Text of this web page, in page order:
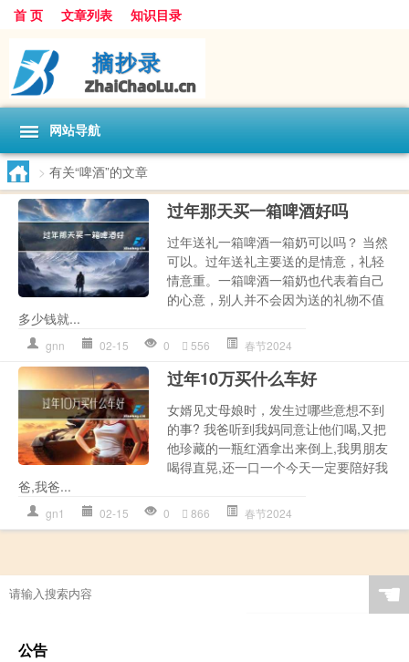
首 页 文章列表 知识目录
网站导航
> 有关“啤酒”的文章
过年那天买一箱啤酒好吗
过年送礼一箱啤酒一箱奶可以吗？ 当然
可以。过年送礼主要送的是情意，礼轻
情意重。一箱啤酒一箱奶也代表着自己
的心意，别人并不会因为送的礼物不值
多少钱就...
gnn 02-15 0 556 春节2024
过年10万买什么车好
女婿见丈母娘时，发生过哪些意想不到
的事? 我爸听到我妈同意让他们喝,又把
他珍藏的一瓶红酒拿出来倒上,我男朋友
喝得直晃,还一口一个今天一定要陪好我
爸,我爸...
gn1 02-15 0 866 春节2024
☚
公告